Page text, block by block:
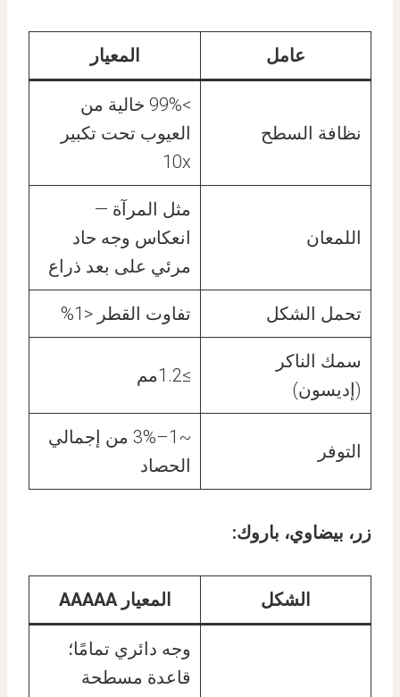
عامل المعيار
نظافة السطح
>99% خالية من
العيوب تحت تكبير
10x
اللمعان
مثل المرآة —
انعكاس وجه حاد
مرئي على بعد ذراع
تحمل الشكل تفاوت القطر <1%
سمك الناكر
(إديسون)
≥1.2مم
التوفر
~1–3% من إجمالي
الحصاد
زر، بيضاوي، باروك:
الشكل المعيار AAAAA
وجه دائري تمامًا؛
قاعدة مسطحة